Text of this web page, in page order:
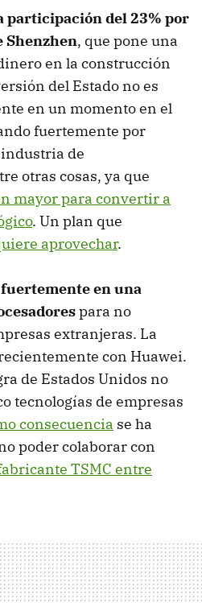
participación del 23% por
Shenzhen, que pone una
en la construcción
del Estado no es
en un momento en el
fuertemente por
de
otras cosas, ya que
mayor para convertir a
. Un plan que
aprovechar.
en una
para no
extranjeras. La
con Huawei.
de Estados Unidos no
tecnologías de empresas
consecuencia se ha
poder colaborar con
TSMC entre